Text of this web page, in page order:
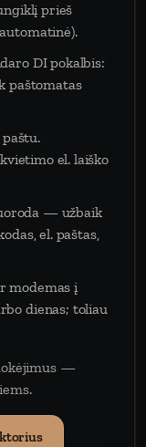
prieš
DI pokalbis:
paštomatas
el. laiško
— užbaik
el. paštas,
modemas į
dienas; toliau
—